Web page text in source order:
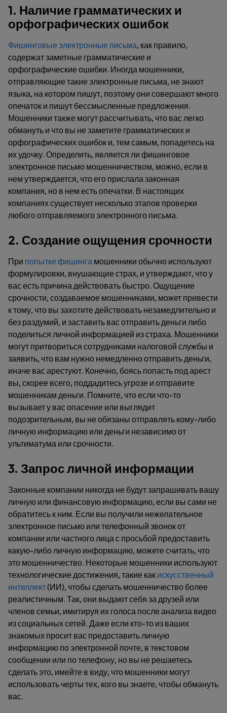
1. Наличие грамматических и
орфографических ошибок
Фишинговые электронные письма, как правило,
содержат заметные грамматические и
орфографические ошибки. Иногда мошенники,
отправляющие такие электронные письма, не знают
языка, на котором пишут, поэтому они совершают много
опечаток и пишут бессмысленные предложения.
Мошенники также могут рассчитывать, что вас легко
обмануть и что вы не заметите грамматических и
орфографических ошибок и, тем самым, попадетесь на
их удочку. Определить, является ли фишинговое
электронное письмо мошенничеством, можно, если в
нем утверждается, что его прислала законная
компания, но в нем есть опечатки. В настоящих
компаниях существует несколько этапов проверки
любого отправляемого электронного письма.
2. Создание ощущения срочности
При попытке фишинга мошенники обычно используют
формулировки, внушающие страх, и утверждают, что у
вас есть причина действовать быстро. Ощущение
срочности, создаваемое мошенниками, может привести
к тому, что вы захотите действовать незамедлительно и
без раздумий, и заставить вас отправить деньги либо
поделиться личной информацией из страха. Мошенники
могут притвориться сотрудниками налоговой службы и
заявить, что вам нужно немедленно отправить деньги,
иначе вас арестуют. Конечно, боясь попасть под арест
вы, скорее всего, поддадитесь угрозе и отправите
мошенникам деньги. Помните, что если что-то
вызывает у вас опасение или выглядит
подозрительным, вы не обязаны отправлять кому-либо
личную информацию или деньги независимо от
ультиматума или срочности.
3. Запрос личной информации
Законные компании никогда не будут запрашивать вашу
личную или финансовую информацию, если вы сами не
обратитесь к ним. Если вы получили нежелательное
электронное письмо или телефонный звонок от
компании или частного лица с просьбой предоставить
какую-либо личную информацию, можете считать, что
это мошенничество. Некоторые мошенники используют
технологические достижения, такие как искусственный
интеллект(ИИ), чтобы сделать мошенничество более
реалистичным. Так, они выдают себя за друзей или
членов семьи, имитируя их голоса после анализа видео
из социальных сетей. Даже если кто-то из ваших
знакомых просит вас предоставить личную
информацию по электронной почте, в текстовом
сообщении или по телефону, но вы не решаетесь
сделать это, имейте в виду, что мошенники могут
использовать черты тех, кого вы знаете, чтобы обмануть
вас.